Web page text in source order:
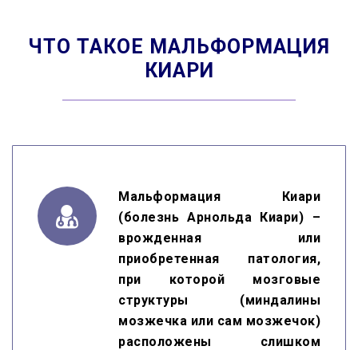
ЧТО ТАКОЕ МАЛЬФОРМАЦИЯ
КИАРИ
Мальформация Киари
(болезнь Арнольда Киари) –
врожденная или
приобретенная патология,
при которой мозговые
структуры (миндалины
мозжечка или сам мозжечок)
расположены слишком